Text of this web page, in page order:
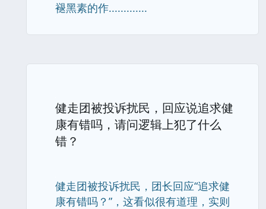
褪黑素的作.............
健走团被投诉扰民，回应说追求健
康有错吗，请问逻辑上犯了什么
错？
健走团被投诉扰民，团长回应“追求健
康有错吗？”，这看似很有道理，实则